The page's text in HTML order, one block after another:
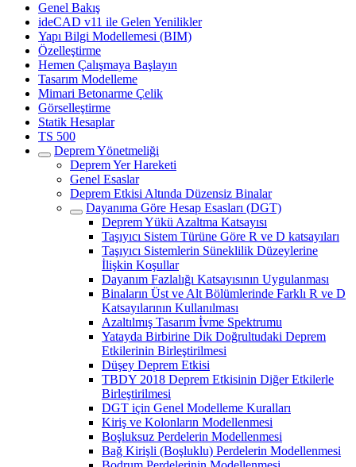
Genel Bakış
ideCAD v11 ile Gelen Yenilikler
Yapı Bilgi Modellemesi (BIM)
Özelleştirme
Hemen Çalışmaya Başlayın
Tasarım Modelleme
Mimari Betonarme Çelik
Görselleştirme
Statik Hesaplar
TS 500
Deprem Yönetmeliği
Deprem Yer Hareketi
Genel Esaslar
Deprem Etkisi Altında Düzensiz Binalar
Dayanıma Göre Hesap Esasları (DGT)
Deprem Yükü Azaltma Katsayısı
Taşıyıcı Sistem Türüne Göre R ve D katsayıları
Taşıyıcı Sistemlerin Süneklilik Düzeylerine
İlişkin Koşullar
Dayanım Fazlalığı Katsayısının Uygulanması
Binaların Üst ve Alt Bölümlerinde Farklı R ve D
Katsayılarının Kullanılması
Azaltılmış Tasarım İvme Spektrumu
Yatayda Birbirine Dik Doğrultudaki Deprem
Etkilerinin Birleştirilmesi
Düşey Deprem Etkisi
TBDY 2018 Deprem Etkisinin Diğer Etkilerle
Birleştirilmesi
DGT için Genel Modelleme Kuralları
Kiriş ve Kolonların Modellenmesi
Boşluksuz Perdelerin Modellenmesi
Bağ Kirişli (Boşluklu) Perdelerin Modellenmesi